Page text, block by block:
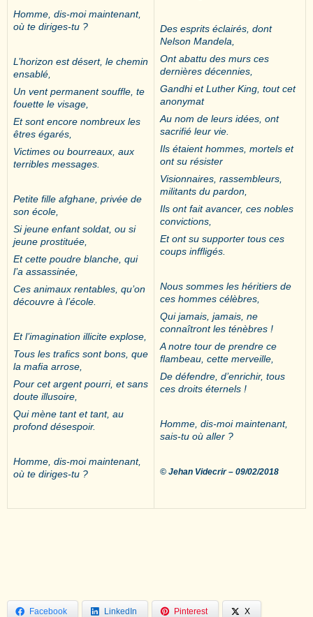
Homme, dis-moi maintenant,
où te diriges-tu ?
L’horizon est désert, le chemin
ensablé,
Un vent permanent souffle, te
fouette le visage,
Et sont encore nombreux les
êtres égarés,
Victimes ou bourreaux, aux
terribles messages.
Petite fille afghane, privée de
son école,
Si jeune enfant soldat, ou si
jeune prostituée,
Et cette poudre blanche, qui
l’a assassinée,
Ces animaux rentables, qu’on
découvre à l’école.
Et l’imagination illicite explose,
Tous les trafics sont bons, que
la mafia arrose,
Pour cet argent pourri, et sans
doute illusoire,
Qui mène tant et tant, au
profond désespoir.
Homme, dis-moi maintenant,
où te diriges-tu ?
Des esprits éclairés, dont
Nelson Mandela,
Ont abattu des murs ces
dernières décennies,
Gandhi et Luther King, tout cet
anonymat
Au nom de leurs idées, ont
sacrifié leur vie.
Ils étaient hommes, mortels et
ont su résister
Visionnaires, rassembleurs,
militants du pardon,
Ils ont fait avancer, ces nobles
convictions,
Et ont su supporter tous ces
coups inffligés.
Nous sommes les héritiers de
ces hommes célèbres,
Qui jamais, jamais, ne
connaîtront les ténèbres !
A notre tour de prendre ce
flambeau, cette merveille,
De défendre, d’enrichir, tous
ces droits éternels !
Homme, dis-moi maintenant,
sais-tu où aller ?
© Jehan Videcrir – 09/02/2018
Facebook LinkedIn Pinterest X